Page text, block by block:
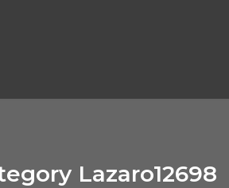
Lazaro12698